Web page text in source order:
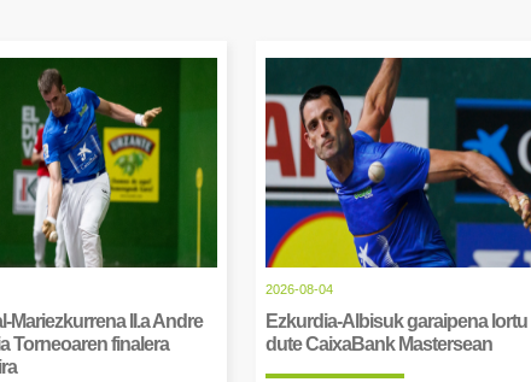
Mariezkurrena II.a Andre
Torneoaren finalera
2026-08-04
Ezkurdia-Albisuk garaipena lortu
dute CaixaBank Mastersean